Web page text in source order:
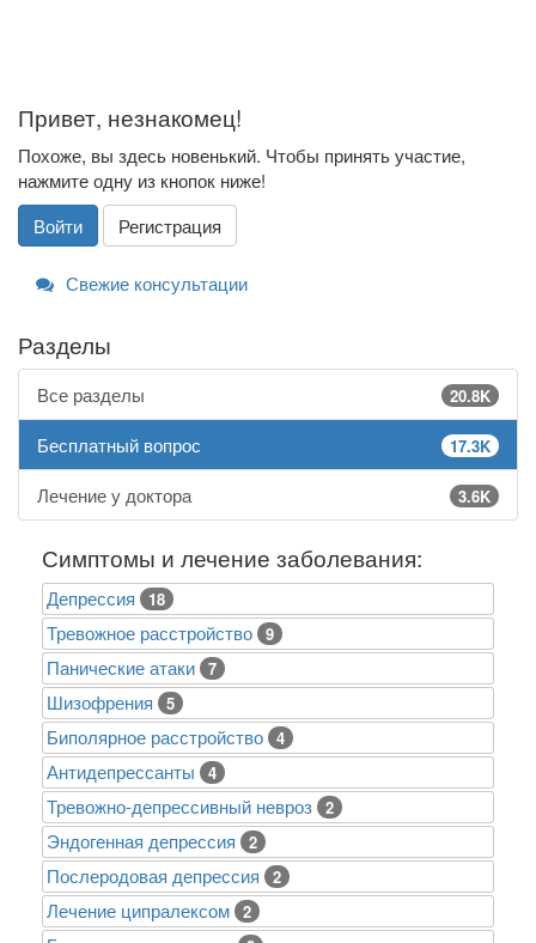
Привет, незнакомец!
Похоже, вы здесь новенький. Чтобы принять участие,
нажмите одну из кнопок ниже!
Войти
Регистрация
Свежие консультации
Разделы
Все разделы 20.8K
Бесплатный вопрос 17.3K
Лечение у доктора 3.6K
Симптомы и лечение заболевания:
Депрессия 18
Тревожное расстройство 9
Панические атаки 7
Шизофрения 5
Биполярное расстройство 4
Антидепрессанты 4
Тревожно-депрессивный невроз 2
Эндогенная депрессия 2
Послеродовая депрессия 2
Лечение ципралексом 2